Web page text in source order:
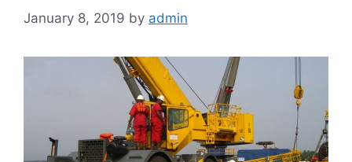
January 8, 2019 by admin